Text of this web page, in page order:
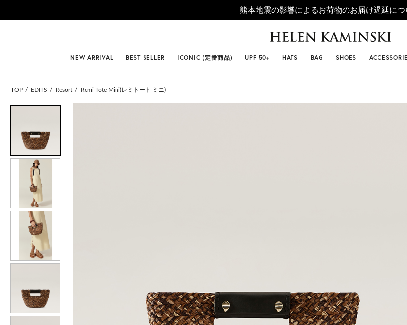
熊本地震の影響によるお荷物のお届け遅延につ
#ビベット #キャップ #ビアンカ
NEW ARRIVAL BEST SELLER ICONIC (定番商品) UPF 50+ HATS BAG SHOES
TOP EDITS Resort Remi Tote Mini(レミトート ミニ)